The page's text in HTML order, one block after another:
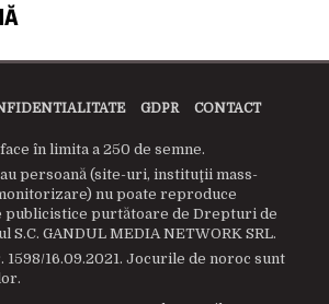
GDPR CONTACT
în limita a 250 de semne.
persoană (site-uri, instituţii mass-
nu poate reproduce
purtătoare de Drepturi de
S.C. GANDUL MEDIA NETWORK SRL.
1598/16.09.2021. Jocurile de noroc sunt